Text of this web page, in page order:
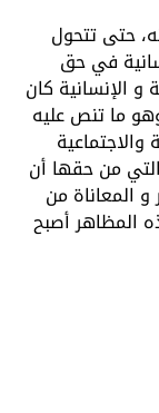
حتى تتحول
في حق
و الإنسانية كان
ما تنص عليه
من حقها أن
المعاناة من
المظاهر أصبح